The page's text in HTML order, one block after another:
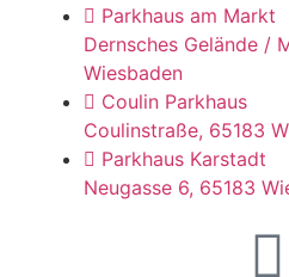
Parkhaus am Markt
Dernsches Gelände /
Wiesbaden
Coulin Parkhaus
Coulinstraße, 65183
Parkhaus Karstadt
Neugasse 6, 65183